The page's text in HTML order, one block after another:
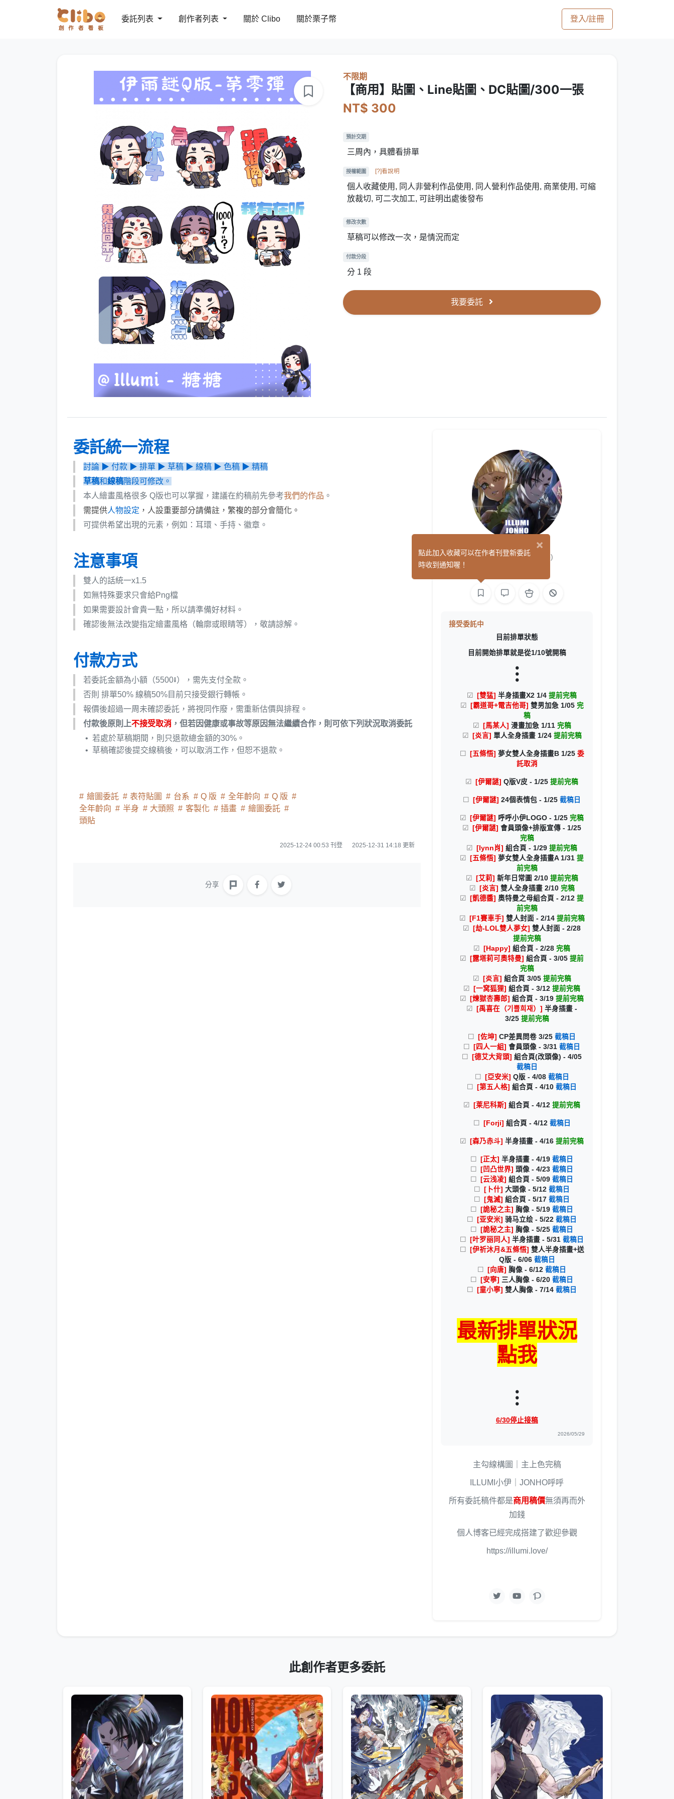
委託列表 創作者列表 關於 Clibo 關於栗子幣 登入/註冊
不限期
【商用】貼圖、Line貼圖、DC貼圖/300一張
NT$ 300
預計交期
三周內，具體看排單
授權範圍 [?]看說明
個人收藏使用, 同人非營利作品使用, 同人營利作品使用, 商業使用, 可縮
放裁切, 可二次加工, 可註明出處後發布
修改次數
草稿可以修改一次，是情況而定
付款分段
分 1 段
我要委託
委託統一流程
討論 ▶ 付款 ▶ 排單 ▶ 草稿 ▶ 線稿 ▶ 色稿 ▶ 精稿
草稿和線稿階段可修改。
本人繪畫風格很多 Q版也可以掌握，建議在約稿前先參考我們的作品 。
需提供人物設定 ，人設重要部分請備註，繁複的部分會簡化。
可提供希望出現的元素，例如：耳環、手持、徽章。
注意事項
雙人的話統一x1.5
如無特殊要求只會給Png檔
如果需要設計會貴一點，所以請準備好材料。
確認後無法改變指定繪畫風格（輪廓或眼睛等），敬請諒解。
付款方式
若委託金額為小額（5500⭣），需先支付全款。
否則 排單50% 線稿50%目前只接受銀行轉帳。
報價後超過一周未確認委託，將視同作廢，需重新估價與排程。
付款後原則上不接受取消 ，但若因健康或事故等原因無法繼續合作，則可依下列狀況取消委託
若處於草稿期間，則只退款總金額的30%。
草稿確認後提交線稿後，可以取消工作，但恕不退款。
繪圖委託 表符貼圖 台系 Q 版 全年齡向
Q 版
全年齡向
半身 大頭照 客製化 插畫
繪圖委託
頭貼
2025-12-24 00:53 刊登 2025-12-31 14:18 更新
分享
小伊X呼呼 (3)
接受委託中
目前排單狀態
目前開始排單就是從1/10號開稿
⫶
[雙猛]半身插畫X2 1/4提前完稿
[霸道哥+電吉他哥] 雙男加急 1/05 完
稿
[馬某人] 漫畫加急 1/11 完稿
[炎言] 單人全身插畫 1/24 提前完稿
[五條悟] 夢女雙人全身插畫B 1/25 委
託取消
[伊爾謎]Q版V皮 - 1/25提前完稿
[伊爾謎]24個表情包 - 1/25截稿日
[伊爾謎] 呼呼小伊LOGO - 1/25完稿
[伊爾謎]會員頭像+排版宣傳 - 1/25
完稿
[Iynn肖]組合頁 - 1/29提前完稿
[五條悟] 夢女雙人全身插畫A 1/31提
前完稿
[艾莉] 新年日常圖 2/10 提前完稿
[炎言] 雙人全身插畫 2/10 完稿
[凱德醬]奧特曼之母組合頁 - 2/12提
前完稿
[F1賽車手] 雙人封面 - 2/14 提前完稿
[劫-LOL雙人夢女]雙人封面 - 2/28
提前完稿
[Happy]組合頁 - 2/28完稿
[露塔莉可奧特曼]組合頁 - 3/05提前
完稿
[炎言] 組合頁 3/05 提前完稿
[一窝狐狸]組合頁 - 3/12提前完稿
[煉獄杏壽郎]組合頁 - 3/19提前完稿
[禹喜在（기쁠희재）]半身插畫 -
3/25提前完稿
[佐坤]CP差異問卷 3/25截稿日
[四人一組]會員頭像 - 3/31截稿日
[德艾大背頭]組合頁(改頭像) - 4/05
截稿日
[亞安米] Q版 - 4/08 截稿日
[第五人格]組合頁 - 4/10截稿日
[莱尼科斯]組合頁 - 4/12提前完稿
[Forji] 組合頁 - 4/12 截稿日
[森乃赤斗]半身插畫 - 4/16提前完稿
[正太]半身插畫 - 4/19截稿日
[凹凸世界] 頭像 - 4/23截稿日
[云浅凌]組合頁 - 5/09截稿日
[卜什]大頭像 - 5/12截稿日
[鬼滅]組合頁 - 5/17截稿日
[詭秘之主] 胸像 - 5/19截稿日
[亚安米]骑马立绘 - 5/22截稿日
[詭秘之主] 胸像 - 5/25截稿日
[叶罗丽同人]半身插畫 - 5/31截稿日
[伊祈沐月&五條悟] 雙人半身插畫+送
Q版 - 6/06截稿日
[向唐] 胸像 - 6/12截稿日
[安寧] 三人胸像 - 6/20截稿日
[童小寧]雙人胸像 - 7/14截稿日
最新排單狀況
點我
⫶
6/30停止接稿
2026/05/29
主勾線構圖｜主上色完稿
ILLUMI小伊｜JONHO呼呼
所有委託稿件都是商用稿價無須再而外
加錢
個人博客已經完成搭建了歡迎參觀
https://illumi.love/
此創作者更多委託
×
點此加入收藏可以在作者刊登新委託
時收到通知喔！